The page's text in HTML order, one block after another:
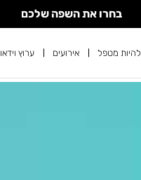
בחרו את השפה שלכם
להיות מטפל אירועים ערוץ וידאו